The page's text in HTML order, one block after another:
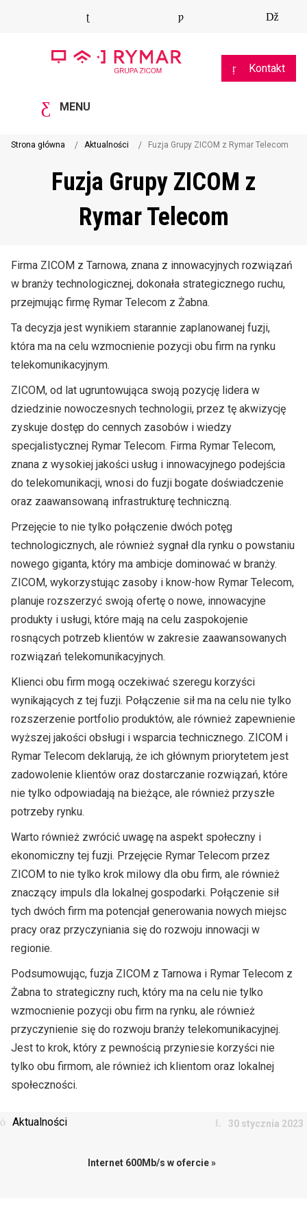
Kontakt
MENU
Strona główna Aktualności Fuzja Grupy ZICOM z Rymar Telecom
Fuzja Grupy ZICOM z
Rymar Telecom
Firma ZICOM z Tarnowa, znana z innowacyjnych rozwiązań
w branży technologicznej, dokonała strategicznego ruchu,
przejmując firmę Rymar Telecom z Żabna.
Ta decyzja jest wynikiem starannie zaplanowanej fuzji,
która ma na celu wzmocnienie pozycji obu firm na rynku
telekomunikacyjnym.
ZICOM, od lat ugruntowująca swoją pozycję lidera w
dziedzinie nowoczesnych technologii, przez tę akwizycję
zyskuje dostęp do cennych zasobów i wiedzy
specjalistycznej Rymar Telecom. Firma Rymar Telecom,
znana z wysokiej jakości usług i innowacyjnego podejścia
do telekomunikacji, wnosi do fuzji bogate doświadczenie
oraz zaawansowaną infrastrukturę techniczną.
Przejęcie to nie tylko połączenie dwóch potęg
technologicznych, ale również sygnał dla rynku o powstaniu
nowego giganta, który ma ambicje dominować w branży.
ZICOM, wykorzystując zasoby i know-how Rymar Telecom,
planuje rozszerzyć swoją ofertę o nowe, innowacyjne
produkty i usługi, które mają na celu zaspokojenie
rosnących potrzeb klientów w zakresie zaawansowanych
rozwiązań telekomunikacyjnych.
Klienci obu firm mogą oczekiwać szeregu korzyści
wynikających z tej fuzji. Połączenie sił ma na celu nie tylko
rozszerzenie portfolio produktów, ale również zapewnienie
wyższej jakości obsługi i wsparcia technicznego. ZICOM i
Rymar Telecom deklarują, że ich głównym priorytetem jest
zadowolenie klientów oraz dostarczanie rozwiązań, które
nie tylko odpowiadają na bieżące, ale również przyszłe
potrzeby rynku.
Warto również zwrócić uwagę na aspekt społeczny i
ekonomiczny tej fuzji. Przejęcie Rymar Telecom przez
ZICOM to nie tylko krok milowy dla obu firm, ale również
znaczący impuls dla lokalnej gospodarki. Połączenie sił
tych dwóch firm ma potencjał generowania nowych miejsc
pracy oraz przyczyniania się do rozwoju innowacji w
regionie.
Podsumowując, fuzja ZICOM z Tarnowa i Rymar Telecom z
Żabna to strategiczny ruch, który ma na celu nie tylko
wzmocnienie pozycji obu firm na rynku, ale również
przyczynienie się do rozwoju branży telekomunikacyjnej.
Jest to krok, który z pewnością przyniesie korzyści nie
tylko obu firmom, ale również ich klientom oraz lokalnej
społeczności.
Aktualności 30 stycznia 2023
Internet 600Mb/s w ofercie »